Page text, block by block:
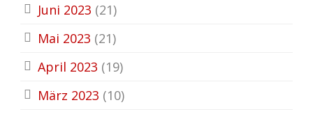
Juni 2023 (21)
Mai 2023 (21)
April 2023 (19)
März 2023 (10)